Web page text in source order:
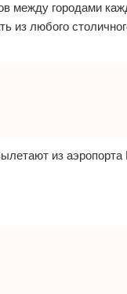
между городами
из любого
из